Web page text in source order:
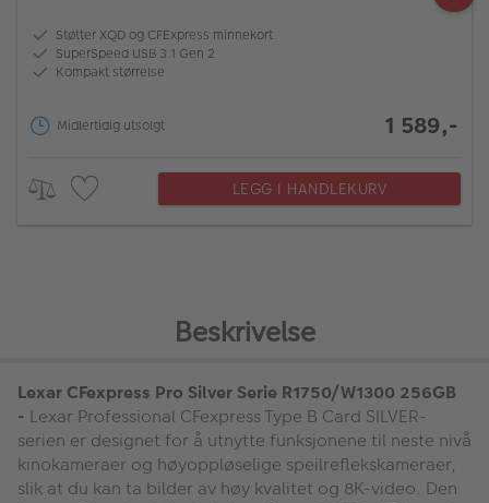
Støtter XQD og CFExpress minnekort
SuperSpeed USB 3.1 Gen 2
Kompakt størrelse
Midlertidig utsolgt 1 589,-
LEGG I HANDLEKURV
Beskrivelse
Lexar CFexpress Pro Silver Serie R1750/W1300 256GB
- Lexar Professional CFexpress Type B Card SILVER-
serien er designet for å utnytte funksjonene til neste nivå
kinokameraer og høyoppløselige speilreflekskameraer,
slik at du kan ta bilder av høy kvalitet og 8K-video. Den